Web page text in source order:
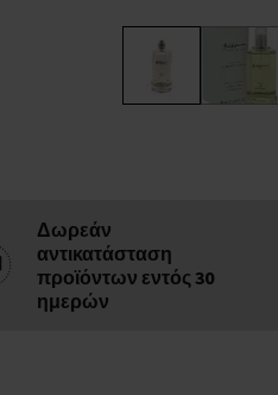
Δωρεάν
αντικατάσταση
προϊόντων εντός 30
ημερών